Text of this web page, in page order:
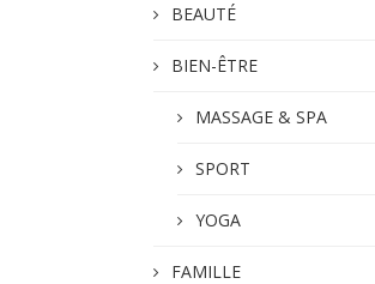
BEAUTÉ
BIEN-ÊTRE
MASSAGE & SPA
SPORT
YOGA
FAMILLE